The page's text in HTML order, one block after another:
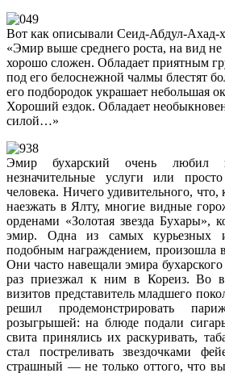
Вот как описывали Сеид-Абдул-Ахад-
«Эмир выше среднего роста, на вид не
хорошо сложен. Обладает приятным
под его белоснежной чалмы блестят
его подбородок украшает небольшая
Хороший ездок. Обладает
силой…»
Эмир бухарский очень любил
незначительные услуги или
человека. Ничего удивительного, что,
наезжать в Ялту, многие видные
орденами «Золотая звезда Бухары»,
эмир. Одна из самых курьезных
подобным награждением, произошла
Они часто навещали эмира бухарского
раз приезжал к ним в Кореиз. Во
визитов представитель младшего
решил продемонстрировать
розыгрышей: на блюде подали
свита принялись их раскуривать,
стал постреливать звездочками
страшный — не только оттого, что